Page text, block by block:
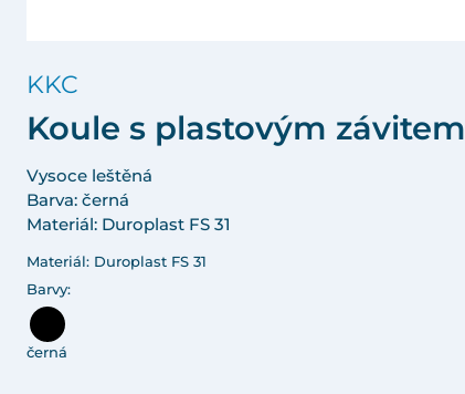
KKC
Koule s plastovým závitem
Vysoce leštěná
Barva: černá
Materiál: Duroplast FS 31
Materiál: Duroplast FS 31
Barvy:
černá